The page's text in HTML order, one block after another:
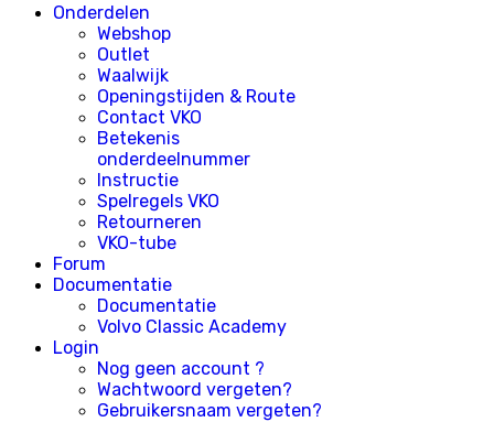
Onderdelen
Webshop
Outlet
Waalwijk
Openingstijden & Route
Contact VKO
Betekenis
onderdeelnummer
Instructie
Spelregels VKO
Retourneren
VKO-tube
Forum
Documentatie
Documentatie
Volvo Classic Academy
Login
Nog geen account ?
Wachtwoord vergeten?
Gebruikersnaam vergeten?